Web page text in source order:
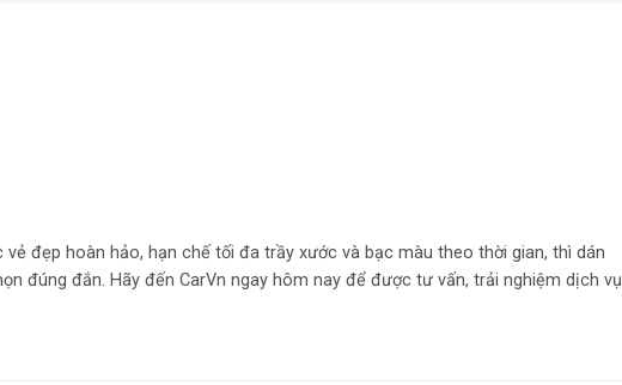
đẹp hoàn hảo, hạn chế tối đa trầy xước và bạc màu theo thời gian, thì dán
đúng đắn. Hãy đến CarVn ngay hôm nay để được tư vấn, trải nghiệm dịch vụ